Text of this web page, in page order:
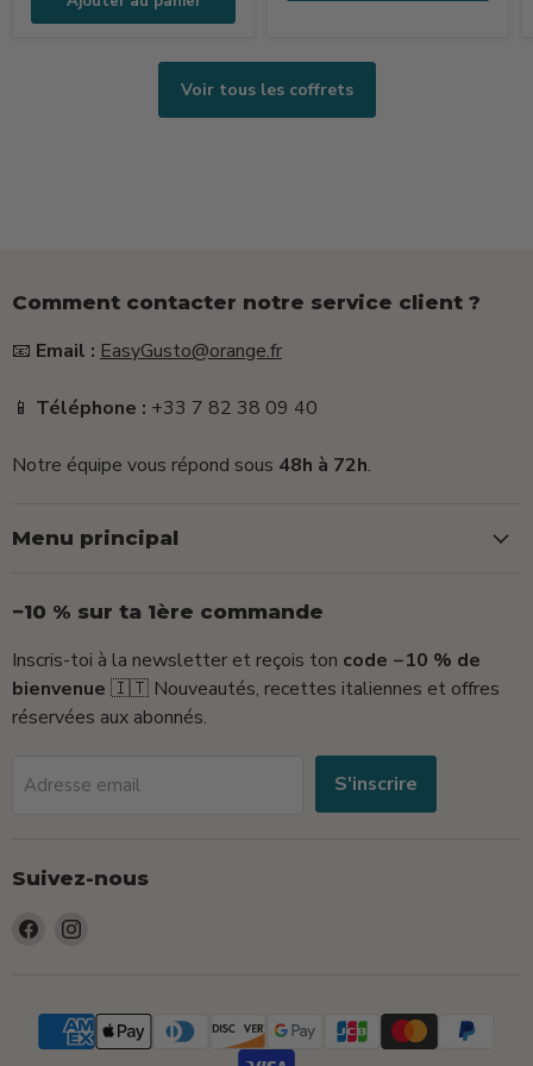
+
Voir tous les coffrets
Comment contacter notre service client ?
📧 Email : EasyGusto@orange.fr
📱 Téléphone : +33 7 82 38 09 40
Notre équipe vous répond sous 48h à 72h.
Menu principal
−10 % sur ta 1ère commande
Inscris-toi à la newsletter et reçois ton code −10 % de
bienvenue 🇮🇹 Nouveautés, recettes italiennes et offres
réservées aux abonnés.
Adresse email S'inscrire
Suivez-nous
Trouvez-